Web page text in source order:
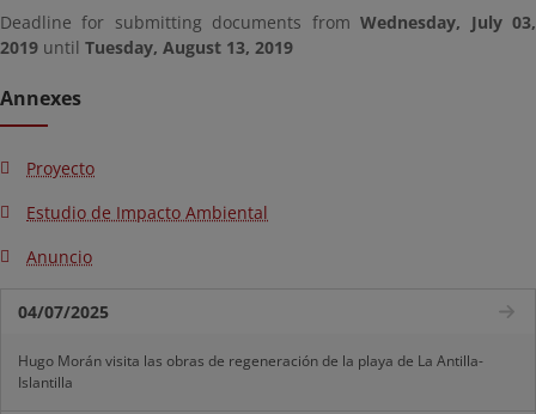
Deadline for submitting documents fromWednesday, July 03,
2019 until Tuesday, August 13, 2019
Annexes
Proyecto
Estudio de Impacto Ambiental
Anuncio
04/07/2025
Hugo Morán visita las obras de regeneración de la playa de La Antilla-
Islantilla